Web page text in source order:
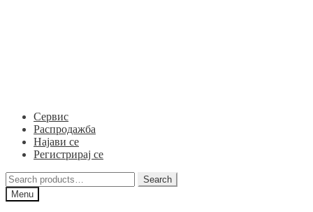
Сервис
Распродажба
Најави се
Регистрирај се
Search
for:
Search
Menu